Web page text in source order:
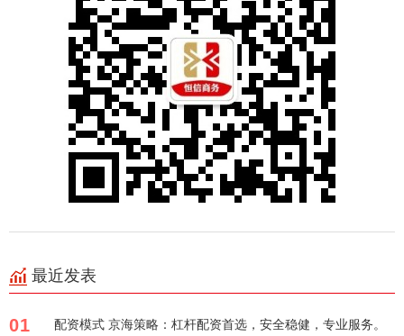
最近发表
01 配资模式 京海策略：杠杆配资首选，安全稳健，专业服务。